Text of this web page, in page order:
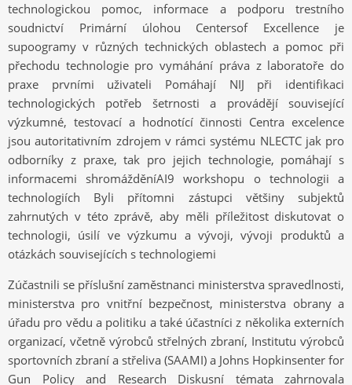
technologickou pomoc, informace a podporu trestního
soudnictví Primární úlohou Centersof Excellence je
supoogramy v různých technických oblastech a pomoc při
přechodu technologie pro vymáhání práva z laboratoře do
praxe prvními uživateli Pomáhají NIJ při identifikaci
technologických potřeb šetrnosti a provádějí související
výzkumné, testovací a hodnotící činnosti Centra excelence
jsou autoritativním zdrojem v rámci systému NLECTC jak pro
odborníky z praxe, tak pro jejich technologie, pomáhají s
informacemi shromážděníAI9 workshopu o technologii a
technologiích Byli přítomni zástupci většiny subjektů
zahrnutých v této zprávě, aby měli příležitost diskutovat o
technologii, úsilí ve výzkumu a vývoji, vývoji produktů a
otázkách souvisejících s technologiemi
Zúčastnili se příslušní zaměstnanci ministerstva spravedlnosti,
ministerstva pro vnitřní bezpečnost, ministerstva obrany a
úřadu pro vědu a politiku a také účastníci z několika externích
organizací, včetně výrobců střelných zbraní, Institutu výrobců
sportovních zbraní a střeliva (SAAMI) a Johns Hopkinsenter for
Gun Policy and Research Diskusní témata zahrnovala